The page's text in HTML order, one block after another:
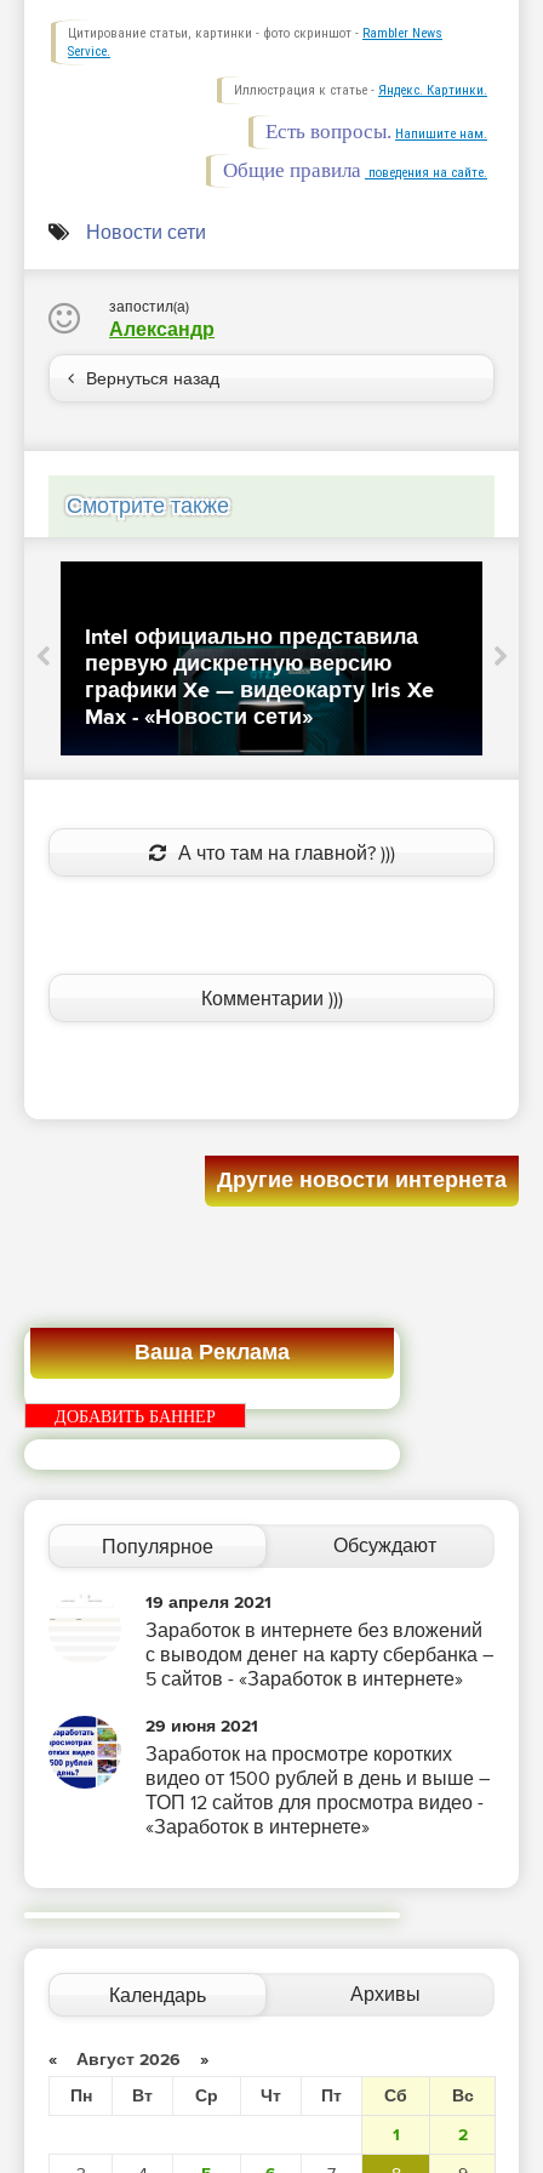
Цитирование статьи, картинки - фото скриншот - Rambler News
Service.
Иллюстрация к статье - Яндекс. Картинки.
Есть вопросы. Напишите нам.
Общие правила поведения на сайте.
Новости сети
запостил(а)
Александр
Вернуться назад
Смотрите также
Intel официально представила
первую дискретную версию
графики Xe — видеокарту Iris Xe
Max - «Новости сети»
А что там на главной? )))
Комментарии )))
Другие новости интернета
Ваша Реклама
ДОБАВИТЬ БАННЕР
Популярное Обсуждают
19 апреля 2021
Заработок в интернете без вложений
с выводом денег на карту сбербанка –
5 сайтов - «Заработок в интернете»
29 июня 2021
Заработок на просмотре коротких
видео от 1500 рублей в день и выше –
ТОП 12 сайтов для просмотра видео -
«Заработок в интернете»
Календарь Архивы
« Август 2026 »
Пн
Вт Ср Чт Пт Сб
Вс
1
2